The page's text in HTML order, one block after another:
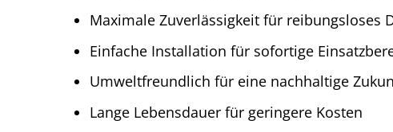
Maximale Zuverlässigkeit für reibungsloses
Einfache Installation für sofortige
Umweltfreundlich für eine nachhaltige
Lange Lebensdauer für geringere Kosten